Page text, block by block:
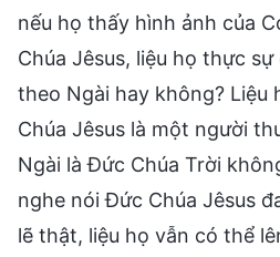
nếu họ thấy hình ảnh của
Chúa Jêsus, liệu họ thực
theo Ngài hay không? Liệu
Chúa Jêsus là một người
Ngài là Đức Chúa Trời
nghe nói Đức Chúa Jêsus
lẽ thật, liệu họ vẫn có thể